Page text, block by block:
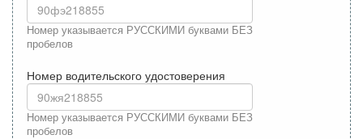
Номер указывается РУССКИМИ буквами БЕЗ
пробелов
Номер водительского удостоверения
Номер указывается РУССКИМИ буквами БЕЗ
пробелов